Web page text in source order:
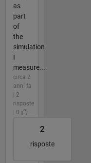
as
part
of
the
simulation
I
measure...
circa 2
anni fa
| 2
risposte
| 0
2
risposte